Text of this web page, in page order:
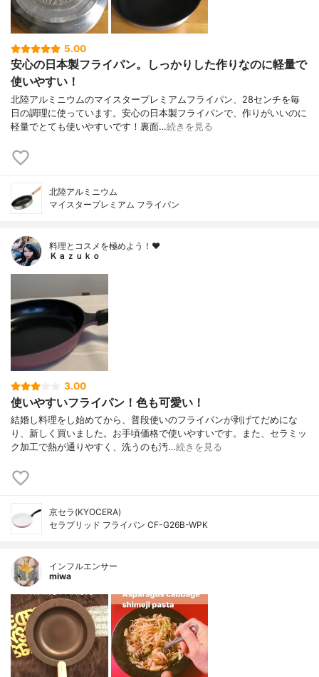
5.00
安心の日本製フライパン。しっかりした作りなのに軽量で
使いやすい！
北陸アルミニウムのマイスタープレミアムフライパン、28センチを毎
日の調理に使っています。安心の日本製フライパンで、作りがいいのに
軽量でとても使いやすいです！裏面…続きを見る
北陸アルミニウム
マイスタープレミアム フライパン
料理とコスメを極めよう！♥
Ｋａｚｕｋｏ
3.00
使いやすいフライパン！色も可愛い！
結婚し料理をし始めてから、普段使いのフライパンが剥げてだめにな
り、新しく買いました。お手頃価格で使いやすいです。また、セラミッ
ク加工で熱が通りやすく、洗うのも汚…続きを見る
京セラ(KYOCERA)
セラブリッド フライパン CF-G26B-WPK
インフルエンサー
miwa